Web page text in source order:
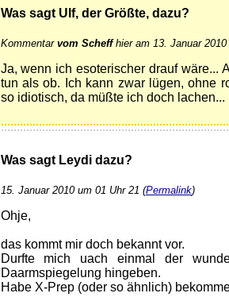
Was sagt Ulf, der Größte, dazu?
Kommentar vom Scheffhier am 13. Januar 2010
Ja, wenn ich esoterischer drauf wäre...
tun als ob. Ich kann zwar lügen, ohne
so idiotisch, da müßte ich doch lachen...
Was sagt Leydi dazu?
15. Januar 2010 um 01 Uhr 21 (Permalink)
Ohje,
das kommt mir doch bekannt vor.
Durfte mich uach einmal der
Daarmspiegelung hingeben.
Habe X-Prep (oder so ähnlich)